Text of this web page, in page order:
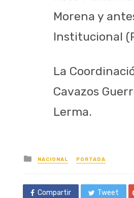
Morena y
Institucional
La
Cavazos
Lerma.
Posted
in
NACIONAL PORTADA
Compartir Tweet